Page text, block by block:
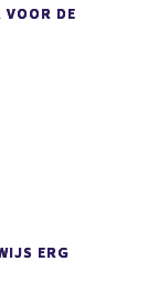
DE
ERG